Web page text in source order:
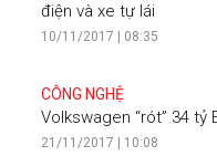
điện và xe tự lái
10/11/2017 | 08:35
CÔNG NGHỆ
Volkswagen “rót” 34
21/11/2017 | 10:08